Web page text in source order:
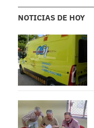
NOTICIAS DE HOY